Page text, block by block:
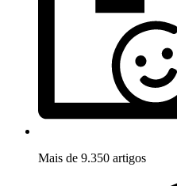
Mais de 9.350 artigos